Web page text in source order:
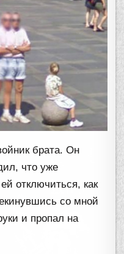
брата. Он
что уже
отключиться, как
со мной
и пропал на